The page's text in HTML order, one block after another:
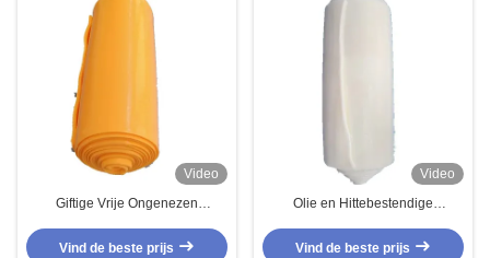
Video
Giftige Vrije Ongenezen
Silicone Rubber Hoge Prestaties
Vind de beste prijs
Video
Olie en Hittebestendige
het Nitrilo-ring van Fluorosilicone
Vind de beste prijs